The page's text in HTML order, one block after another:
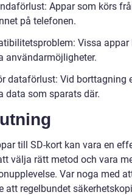
Appar som körs
på telefonen.
Vissa
användarmöjligheter.
dataförlust: Vid borttagning
data som sparats där.
till SD-kort kan vara en
välja rätt metod och vara
Var noga med
att regelbundet